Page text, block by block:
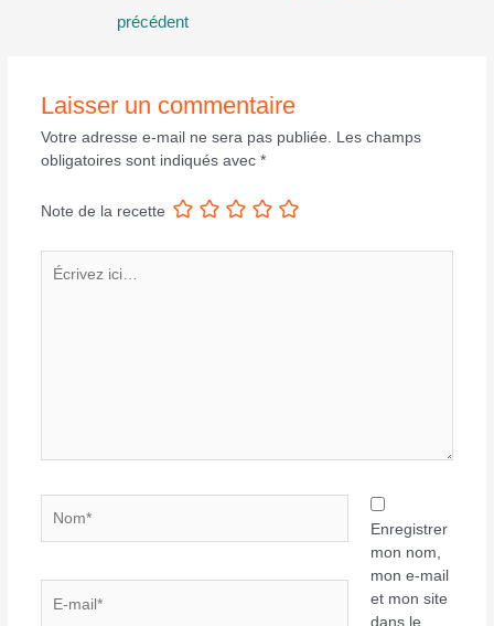
précédent
Laisser un commentaire
Votre adresse e-mail ne sera pas publiée. Les champs
obligatoires sont indiqués avec *
Note de la recette
ici…
mail*
Enregistrer
mon nom,
mon e-mail
et mon site
dans le